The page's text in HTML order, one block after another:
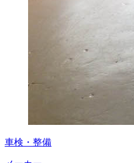
車検・整備